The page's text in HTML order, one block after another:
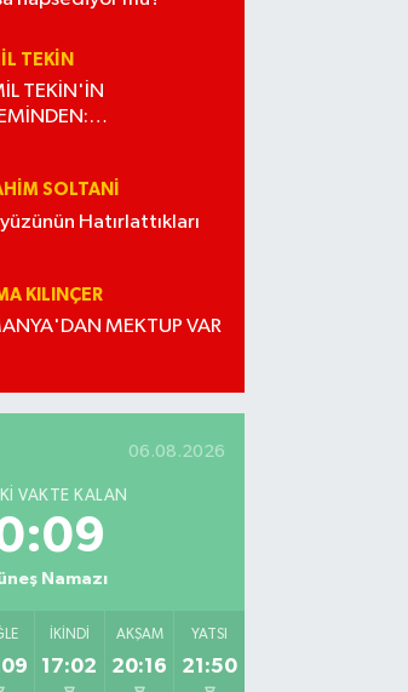
TEKIN
TEKİN'İN
SOLTANI
Hatırlattıkları
KILINÇER
MEKTUP VAR
06.08.2026
VAKTE KALAN
Namazı
İKINDI
17:02
AKŞAM
20:16
YATSI
21:50